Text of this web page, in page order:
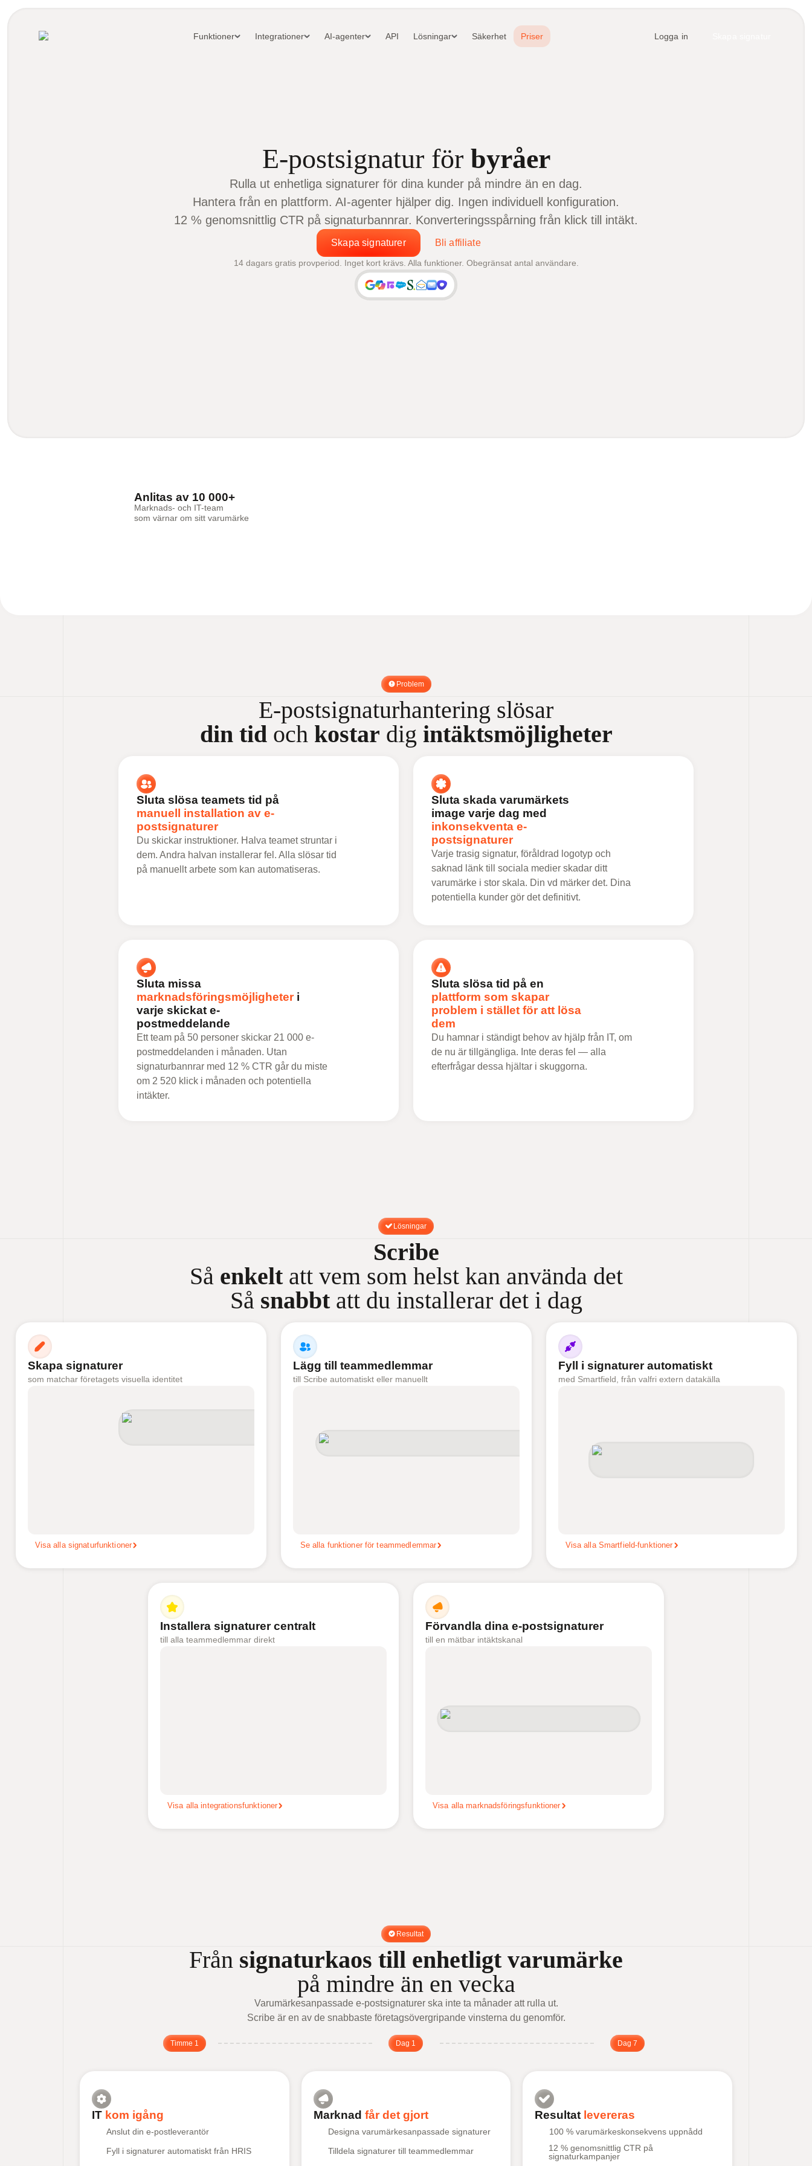
Funktioner Integrationer AI-agenter API Lösningar Säkerhet Priser Logga in
E-postsignatur för byråer
Rulla ut enhetliga signaturer för dina kunder på mindre än en dag.
Hantera från en plattform. AI-agenter hjälper dig. Ingen individuell konfiguration.
12 % genomsnittlig CTR på signaturbannrar. Konverteringsspårning från klick till intäkt.
Skapa signaturer Bli affiliate
14 dagars gratis provperiod. Inget kort krävs. Alla funktioner. Obegränsat antal användare.
Anlitas av 10 000+
Marknads- och IT-team
som värnar om sitt varumärke
Problem
E-postsignaturhantering slösar
din tidoch kostar dig intäktsmöjligheter
Sluta slösa teamets tid på
manuell installation av e-
postsignaturer
Du skickar instruktioner. Halva teamet struntar i
dem. Andra halvan installerar fel. Alla slösar tid
på manuellt arbete som kan automatiseras.
Sluta skada varumärkets
image varje dag med
inkonsekventa e-
postsignaturer
Varje trasig signatur, föråldrad logotyp och
saknad länk till sociala medier skadar ditt
varumärke i stor skala. Din vd märker det. Dina
potentiella kunder gör det definitivt.
Sluta missa
marknadsföringsmöjligheteri
varje skickat e-
postmeddelande
Ett team på 50 personer skickar 21 000 e-
postmeddelanden i månaden. Utan
signaturbannrar med 12 % CTR går du miste
om 2 520 klick i månaden och potentiella
intäkter.
Sluta slösa tid på en
plattform som skapar
problem i stället för att lösa
dem
Du hamnar i ständigt behov av hjälp från IT, om
de nu är tillgängliga. Inte deras fel — alla
efterfrågar dessa hjältar i skuggorna.
Lösningar
Scribe
Så enkeltatt vem som helst kan använda det
Så snabbtatt du installerar det i dag
Skapa signaturer
som matchar företagets visuella identitet
Visa alla signaturfunktioner
Lägg till teammedlemmar
till Scribe automatiskt eller manuellt
Se alla funktioner för teammedlemmar
Fyll i signaturer automatiskt
med Smartfield, från valfri extern datakälla
Visa alla Smartfield-funktioner
Installera signaturer centralt
till alla teammedlemmar direkt
Visa alla integrationsfunktioner
Förvandla dina e-postsignaturer
till en mätbar intäktskanal
Visa alla marknadsföringsfunktioner
Resultat
Från signaturkaos till enhetligt varumärke
på mindre än en vecka
Varumärkesanpassade e-postsignaturer ska inte ta månader att rulla ut.
Scribe är en av de snabbaste företagsövergripande vinsterna du genomför.
Timme 1 Dag 1 Dag 7
IT kom igång
Anslut din e-postleverantör
Fyll i signaturer automatiskt från HRIS
Marknad får det gjort
Designa varumärkesanpassade signaturer
Tilldela signaturer till teammedlemmar
Resultat levereras
100 % varumärkeskonsekvens uppnådd
12 % genomsnittlig CTR på
signaturkampanjer